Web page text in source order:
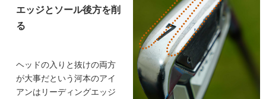
エッジとソール後方を削
る
ヘッドの入りと抜けの両方
が大事だという河本のアイ
アンはリーディングエッジ